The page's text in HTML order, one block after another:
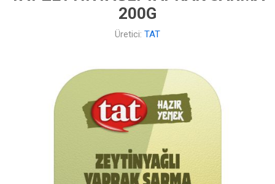
200G
Üretici: TAT